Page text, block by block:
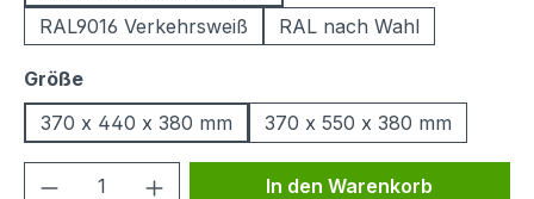
RAL9016 Verkehrsweiß
RAL nach Wahl
Größeauswählen
370 x 440 x 380 mm
370 x 550 x 380 mm
Produkt Anzahl: Gib denIn den Warenkorb